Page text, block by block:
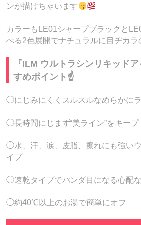
ンが描けちゃいます
カラーもLE01シャープブラックと
べる2色展開でナチュラルに目ヂカラ
『ILM ウルトラシンリキッド
すめポイント☝️
◯にじみにくくスルスルなめらかに
◯長時間にじまず“美ライン”をキープ
◯水、汗、涙、皮脂、擦れにも強い
イプ
◯速乾タイプでパンダ目になる心配
◯約40℃以上のお湯で簡単にオフ